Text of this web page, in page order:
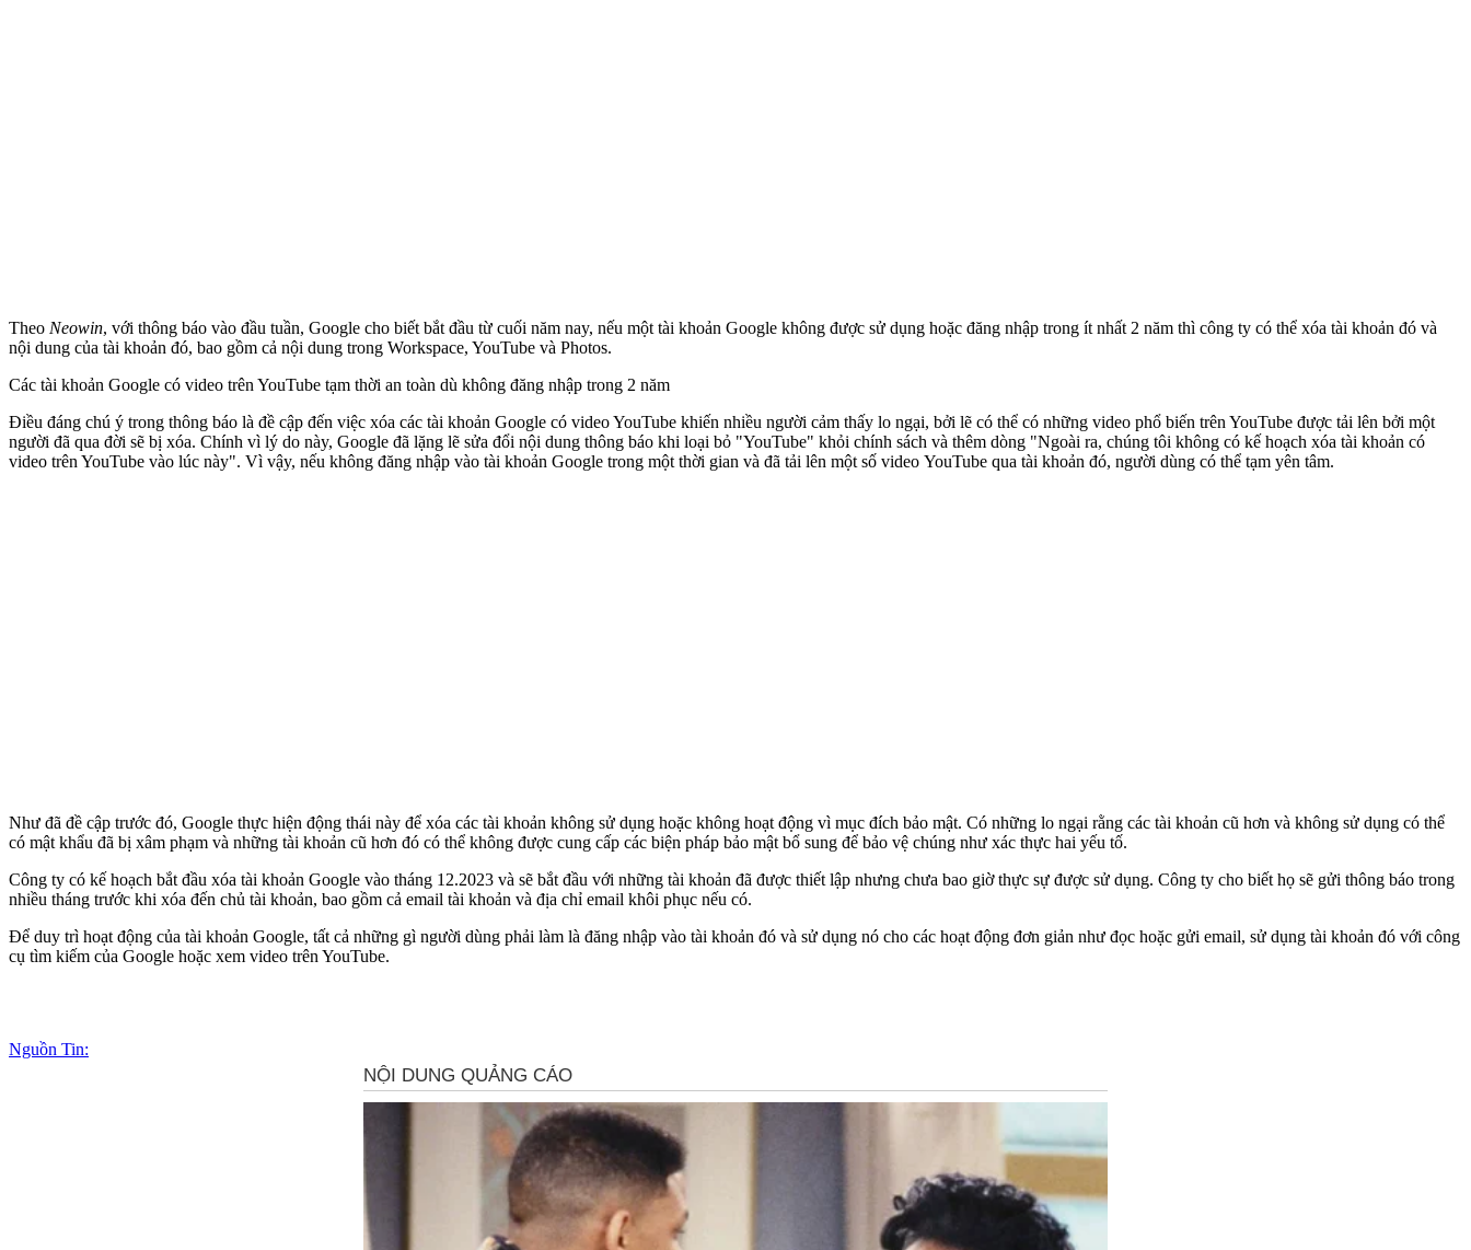
Theo Neowin, với thông báo vào đầu tuần, Google cho biết bắt đầu từ cuối năm nay, nếu một tài khoản Google không được sử dụng hoặc đăng nhập trong ít nhất 2 năm thì công ty có thể xóa tài khoản đó và
nội dung của tài khoản đó, bao gồm cả nội dung trong Workspace, YouTube và Photos.
Các tài khoản Google có video trên YouTube tạm thời an toàn dù không đăng nhập trong 2 năm
Điều đáng chú ý trong thông báo là đề cập đến việc xóa các tài khoản Google có video YouTube khiến nhiều người cảm thấy lo ngại, bởi lẽ có thể có những video phổ biến trên YouTube được tải lên bởi một
người đã qua đời sẽ bị xóa. Chính vì lý do này, Google đã lặng lẽ sửa đổi nội dung thông báo khi loại bỏ "YouTube" khỏi chính sách và thêm dòng "Ngoài ra, chúng tôi không có kế hoạch xóa tài khoản có
video trên YouTube vào lúc này". Vì vậy, nếu không đăng nhập vào tài khoản Google trong một thời gian và đã tải lên một số video YouTube qua tài khoản đó, người dùng có thể tạm yên tâm.
Như đã đề cập trước đó, Google thực hiện động thái này để xóa các tài khoản không sử dụng hoặc không hoạt động vì mục đích bảo mật. Có những lo ngại rằng các tài khoản cũ hơn và không sử dụng có thể
có mật khẩu đã bị xâm phạm và những tài khoản cũ hơn đó có thể không được cung cấp các biện pháp bảo mật bổ sung để bảo vệ chúng như xác thực hai yếu tố.
Công ty có kế hoạch bắt đầu xóa tài khoản Google vào tháng 12.2023 và sẽ bắt đầu với những tài khoản đã được thiết lập nhưng chưa bao giờ thực sự được sử dụng. Công ty cho biết họ sẽ gửi thông báo trong
nhiều tháng trước khi xóa đến chủ tài khoản, bao gồm cả email tài khoản và địa chỉ email khôi phục nếu có.
Để duy trì hoạt động của tài khoản Google, tất cả những gì người dùng phải làm là đăng nhập vào tài khoản đó và sử dụng nó cho các hoạt động đơn giản như đọc hoặc gửi email, sử dụng tài khoản đó với công
cụ tìm kiếm của Google hoặc xem video trên YouTube.
Nguồn Tin: